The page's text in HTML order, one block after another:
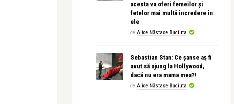
acesta va oferi femeilor și
fetelor mai multă încredere în
ele
de Alice Năstase Buciuta
Sebastian Stan: Ce șanse aș fi
avut să ajung la Hollywood,
dacă nu era mama mea?!
de Alice Năstase Buciuta